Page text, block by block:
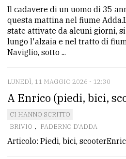
Il cadavere di un uomo di 35
questa mattina nel fiume
state attivate da alcuni giorni,
lungo l'alzaia e nel tratto di
Naviglio, sotto ...
LUNEDÌ, 11 MAGGIO 2026 - 12:30
A Enrico (piedi, bici,
CI HANNO SCRITTO
BRIVIO , PADERNO D'ADDA
Articolo: Piedi, bici,